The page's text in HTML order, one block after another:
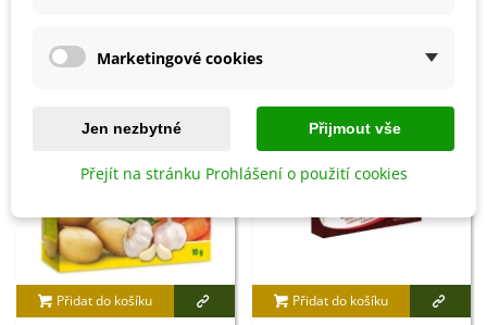
Sleva
Přidat do košíku Přidat do košíku
Marketingové cookies
Jen nezbytné Přijmout vše
Přejít na stránku Prohlášení o použití cookies